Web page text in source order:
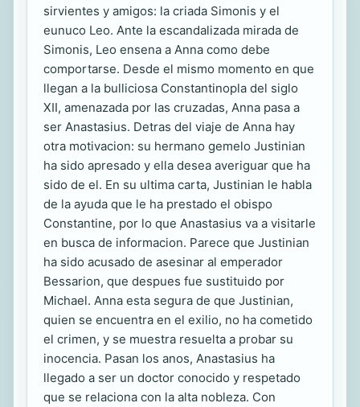
sirvientes y amigos: la criada Simonis y el
eunuco Leo. Ante la escandalizada mirada de
Simonis, Leo ensena a Anna como debe
comportarse. Desde el mismo momento en que
llegan a la bulliciosa Constantinopla del siglo
XII, amenazada por las cruzadas, Anna pasa a
ser Anastasius. Detras del viaje de Anna hay
otra motivacion: su hermano gemelo Justinian
ha sido apresado y ella desea averiguar que ha
sido de el. En su ultima carta, Justinian le habla
de la ayuda que le ha prestado el obispo
Constantine, por lo que Anastasius va a visitarle
en busca de informacion. Parece que Justinian
ha sido acusado de asesinar al emperador
Bessarion, que despues fue sustituido por
Michael. Anna esta segura de que Justinian,
quien se encuentra en el exilio, no ha cometido
el crimen, y se muestra resuelta a probar su
inocencia. Pasan los anos, Anastasius ha
llegado a ser un doctor conocido y respetado
que se relaciona con la alta nobleza. Con